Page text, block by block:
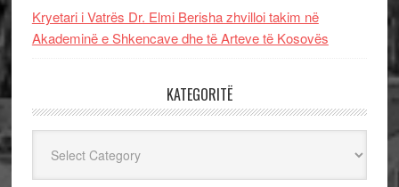
Kryetari i Vatrës Dr. Elmi Berisha zhvilloi takim në
Akademinë e Shkencave dhe të Arteve të Kosovës
KATEGORITË